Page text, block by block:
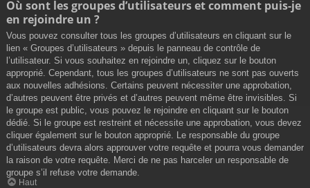
Où sont les groupes d’utilisateurs et comment puis-je
en rejoindre un ?
Vous pouvez consulter tous les groupes d’utilisateurs en cliquant sur le
lien « Groupes d’utilisateurs » depuis le panneau de contrôle de
l’utilisateur. Si vous souhaitez en rejoindre un, cliquez sur le bouton
approprié. Cependant, tous les groupes d’utilisateurs ne sont pas ouverts
aux nouvelles adhésions. Certains peuvent nécessiter une approbation,
d’autres peuvent être privés et d’autres peuvent même être invisibles. Si
le groupe est public, vous pouvez le rejoindre en cliquant sur le bouton
dédié. Si le groupe est restreint et nécessite une approbation, vous devez
cliquer également sur le bouton approprié. Le responsable du groupe
d’utilisateurs devra alors approuver votre requête et pourra vous demander
la raison de votre requête. Merci de ne pas harceler un responsable de
groupe s’il refuse votre demande.
Haut